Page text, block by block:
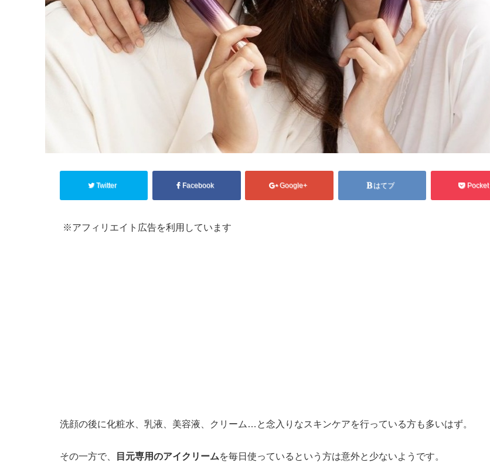
Twitter Facebook Google+ はてブ Pocket
※アフィリエイト広告を利用しています
洗顔の後に化粧水、乳液、美容液、クリーム…と念入りなスキンケアを行っている方も多いはず。
その一方で、 目元専用のアイクリームを毎日使っているという方は意外と少ないようです。